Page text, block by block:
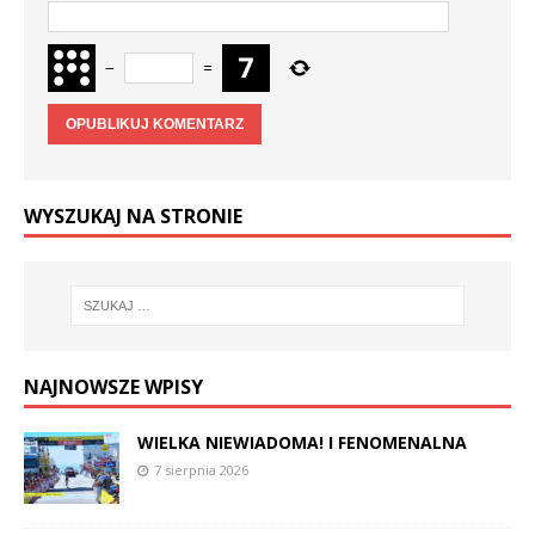
− =
WYSZUKAJ NA STRONIE
NAJNOWSZE WPISY
WIELKA NIEWIADOMA! I FENOMENALNA
7 sierpnia 2026